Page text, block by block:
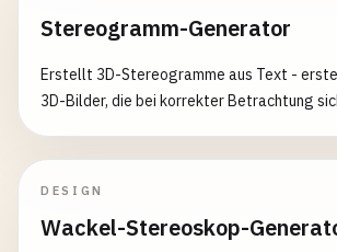
Stereogramm-Generator
Erstellt 3D-Stereogramme aus Text -
3D-Bilder, die bei korrekter Betrachtung
DESIGN
Wackel-Stereoskop-